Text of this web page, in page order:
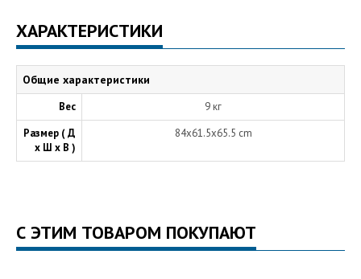
ХАРАКТЕРИСТИКИ
Общие характеристики
Вес
9 кг
Размер ( Д
х Ш х В )
84x61.5x65.5 cm
С ЭТИМ ТОВАРОМ ПОКУПАЮТ